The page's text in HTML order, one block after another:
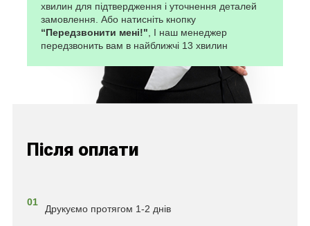
хвилин для підтвердження і уточнення деталей
замовлення. Або натисніть кнопку
“Передзвонити мені!", І наш менеджер
передзвонить вам в найближчі 13 хвилин
Після оплати
01
Друкуємо протягом 1-2 днів